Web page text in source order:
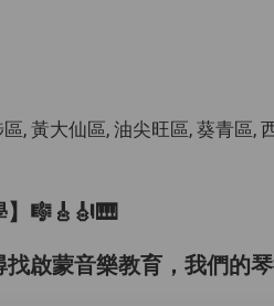
, 黃大仙區, 油尖旺區, 葵青區,
🎼🎸🎻🎹
啟蒙音樂教育，我們的